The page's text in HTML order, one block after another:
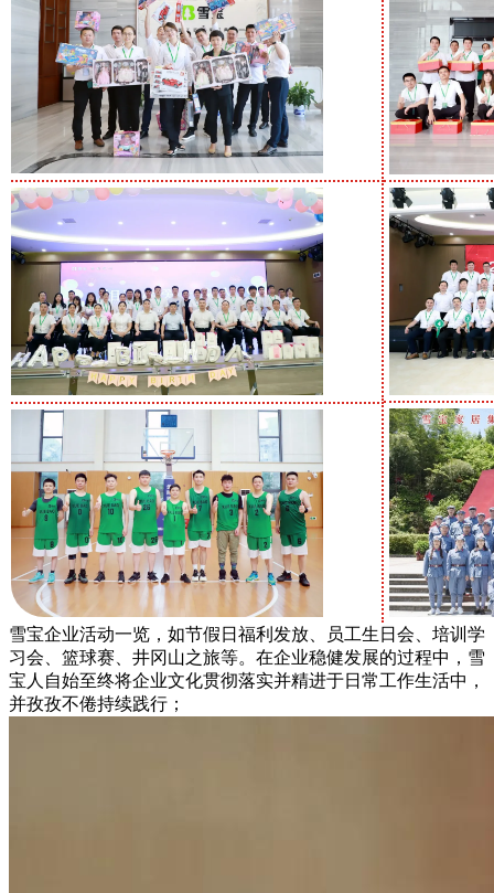
雪宝企业活动一览，如节假日福利发放、员工生日会、培训学
习会、篮球赛、井冈山之旅等。在企业稳健发展的过程中，雪
宝人自始至终将企业文化贯彻落实并精进于日常工作生活中，
并孜孜不倦持续践行；